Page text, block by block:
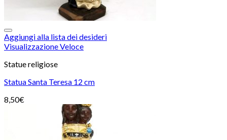
Aggiungi alla lista dei desideri
Visualizzazione Veloce
Statue religiose
Statua Santa Teresa 12 cm
8,50€